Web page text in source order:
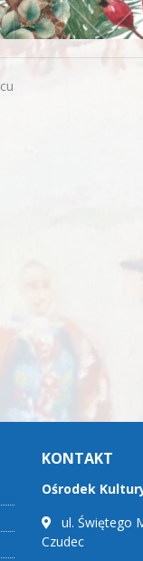
KONTAKT
Ośrodek
ul. Świętego
Czudec